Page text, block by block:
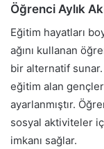
Öğrenci Aylık
Eğitim hayatları
ağını kullanan
bir alternatif
eğitim alan
ayarlanmıştır.
sosyal aktiviteler
imkanı sağlar.